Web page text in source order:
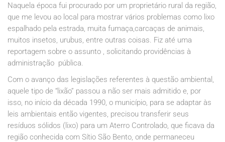
Naquela época fui procurado por um proprietário rural da região,
que me levou ao local para mostrar vários problemas como lixo
espalhado pela estrada, muita fumaça,carcaças de animais,
muitos insetos, urubus, entre outras coisas. Fiz até uma
reportagem sobre o assunto , solicitando providências à
administração pública.
Com o avanço das legislações referentes à questão ambiental,
aquele tipo de “lixão” passou a não ser mais admitido e, por
isso, no início da década 1990, o município, para se adaptar às
leis ambientais então vigentes, precisou transferir seus
resíduos sólidos (lixo) para um Aterro Controlado, que ficava da
região conhecida com Sítio São Bento, onde permaneceu